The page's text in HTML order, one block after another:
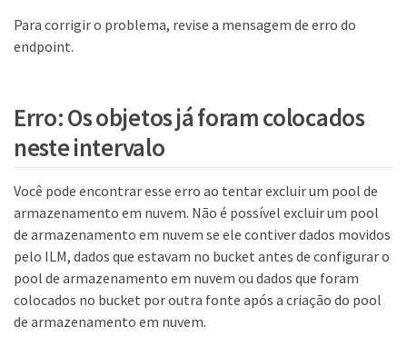
Para corrigir o problema, revise a mensagem de erro do
endpoint.
Erro: Os objetos já foram colocados
neste intervalo
Você pode encontrar esse erro ao tentar excluir um pool de
armazenamento em nuvem. Não é possível excluir um pool
de armazenamento em nuvem se ele contiver dados movidos
pelo ILM, dados que estavam no bucket antes de configurar o
pool de armazenamento em nuvem ou dados que foram
colocados no bucket por outra fonte após a criação do pool
de armazenamento em nuvem.